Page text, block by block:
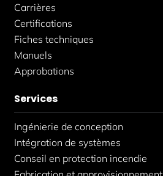
Carrières
Certifications
Fiches techniques
Manuels
Approbations
Services
Ingénierie de conception
Intégration de systèmes
Conseil en protection incendie